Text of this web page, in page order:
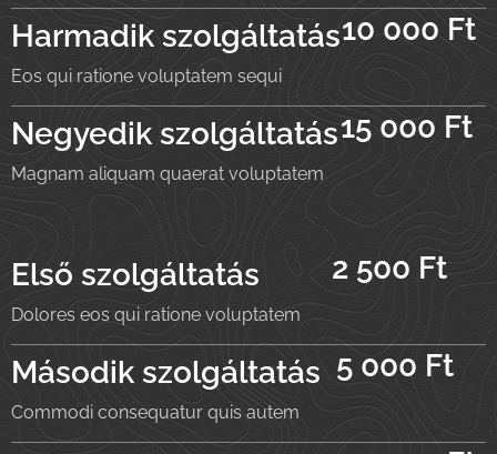
Harmadik szolgáltatás
Eos qui ratione voluptatem sequi
10 000 Ft
Negyedik szolgáltatás
Magnam aliquam quaerat voluptatem
15 000 Ft
Első szolgáltatás
Dolores eos qui ratione voluptatem
2 500 Ft
Második szolgáltatás
Commodi consequatur quis autem
5 000 Ft